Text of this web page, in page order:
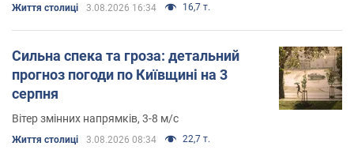
Життя столиці 3.08.2026 16:34 16,7 т.
Сильна спека та гроза: детальний
прогноз погоди по Київщині на 3
серпня
Вітер змінних напрямків, 3-8 м/с
Життя столиці 3.08.2026 08:34 22,7 т.